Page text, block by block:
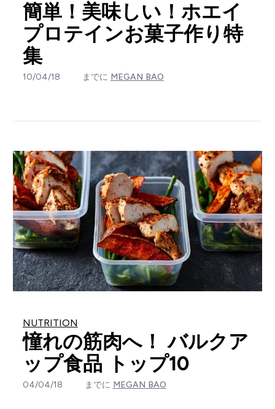
簡単！美味しい！ホエイ
プロテインお菓子作り特
集
10/04/18 までに MEGAN BAO
NUTRITION
憧れの筋肉へ！ バルクア
ップ食品 トップ10
04/04/18 までに MEGAN BAO